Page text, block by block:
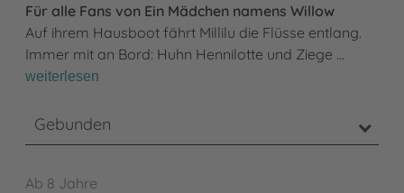
Für alle Fans von Ein Mädchen namens Willow
Auf ihrem Hausboot fährt Millilu die Flüsse entlang.
Immer mit an Bord: Huhn Hennilotte und Ziege …
weiterlesen
Gebunden
Ab 8 Jahre